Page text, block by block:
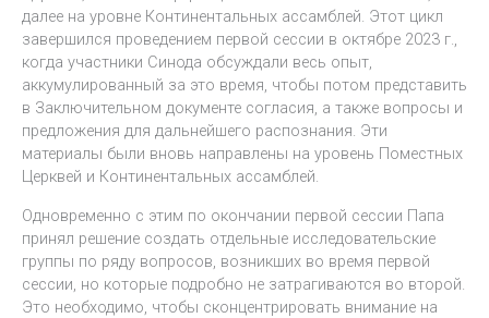
далее на уровне Континентальных ассамблей. Этот цикл
завершился проведением первой сессии в октябре 2023 г.,
когда участники Синода обсуждали весь опыт,
аккумулированный за это время, чтобы потом представить
в Заключительном документе согласия, а также вопросы и
предложения для дальнейшего распознания. Эти
материалы были вновь направлены на уровень Поместных
Церквей и Континентальных ассамблей.
Одновременно с этим по окончании первой сессии Папа
принял решение создать отдельные исследовательские
группы по ряду вопросов, возникших во время первой
сессии, но которые подробно не затрагиваются во второй.
Это необходимо, чтобы сконцентрировать внимание на